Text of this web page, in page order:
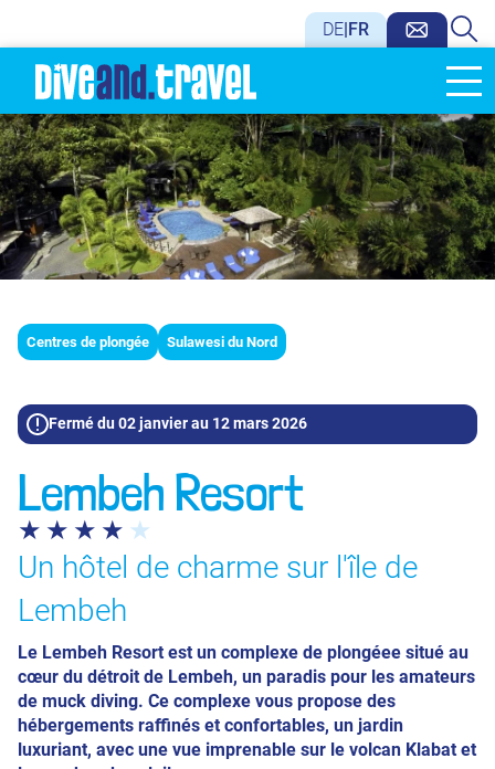
DE FR
Centres de plongée Sulawesi du Nord
Fermé du 02 janvier au 12 mars 2026
Lembeh Resort
Un hôtel de charme sur l'île de
Lembeh
Le Lembeh Resort est un complexe de plongéee situé au
cœur du détroit de Lembeh, un paradis pour les amateurs
de muck diving. Ce complexe vous propose des
hébergements raffinés et confortables, un jardin
luxuriant, avec une vue imprenable sur le volcan Klabat et